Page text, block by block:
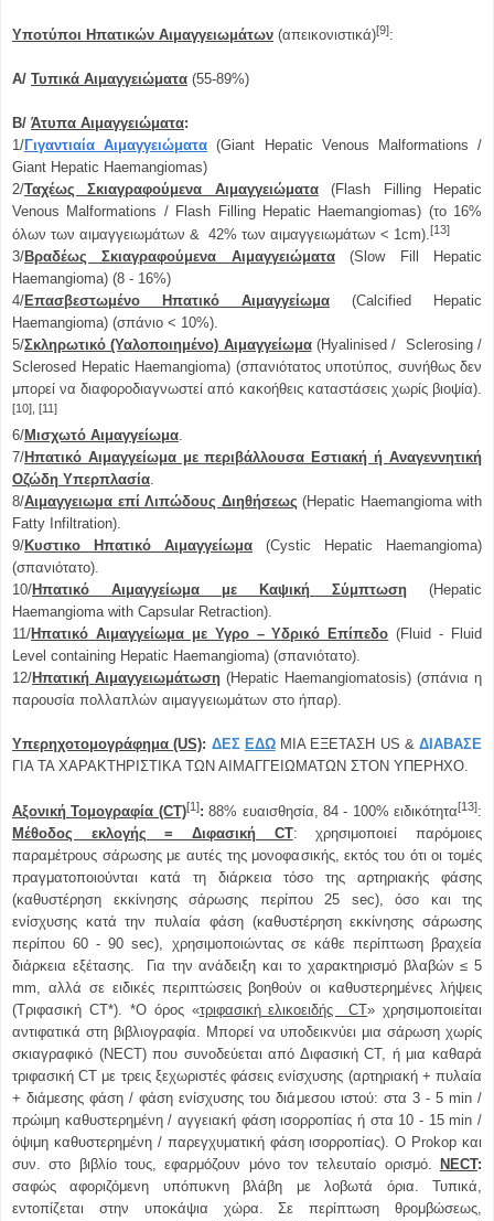
Υποτύποι Ηπατικών Αιμαγγειωμάτων (απεικονιστικά)[9]:
Α/ Τυπικά Αιμαγγειώματα (55-89%)
Β/ Άτυπα Αιμαγγειώματα:
1/Γιγαντιαία Αιμαγγειώματα (Giant Hepatic Venous Malformations /
Giant Hepatic Haemangiomas)
2/Ταχέως Σκιαγραφούμενα Αιμαγγειώματα(Flash Filling Hepatic
Venous Malformations / Flash Filling Hepatic Haemangiomas) (το 16%
όλων των αιμαγγειωμάτων & 42% των αιμαγγειωμάτων < 1cm).[13]
3/Βραδέως Σκιαγραφούμενα Αιμαγγειώματα(Slow Fill Hepatic
Haemangioma) (8 - 16%)
4/Επασβεστωμένο Ηπατικό Αιμαγγείωμα (Calcified Hepatic
Haemangioma) (σπάνιο < 10%).
5/Σκληρωτικό (Υαλοποιημένο) Αιμαγγείωμα(Hyalinised / Sclerosing /
Sclerosed Hepatic Haemangioma) (σπανιότατος υποτύπος, συνήθως δεν
μπορεί να διαφοροδιαγνωστεί από κακοήθεις καταστάσεις χωρίς βιοψία).
[10], [11]
6/Μισχωτό Αιμαγγείωμα
7/Ηπατικό Αιμαγγείωμα με περιβάλλουσα Εστιακή ή Αναγεννητική
Οζώδη Υπερπλασία
8/Αιμαγγειωμα επί Λιπώδους Διηθήσεως (Hepatic Haemangioma with
Fatty Infiltration).
9/Κυστικο Ηπατικό Αιμαγγείωμα (Cystic Hepatic Haemangioma)
(σπανιότατο).
10/Ηπατικό Αιμαγγείωμα με Καψική Σύμπτωση (Hepatic
Haemangioma with Capsular Retraction).
11/Ηπατικό Αιμαγγείωμα με Υγρο – Υδρικό Επίπεδο (Fluid - Fluid
Level containing Hepatic Haemangioma) (σπανιότατο).
12/Ηπατική Αιμαγγειωμάτωση (Hepatic Haemangiomatosis) (σπάνια η
παρουσία πολλαπλών αιμαγγειωμάτων στο ήπαρ).
Υπερηχοτομογράφημα (US): ΔΕΣ ΕΔΩΜΙΑ ΕΞΕΤΑΣΗ US & ΔΙΑΒΑΣΕ
ΓΙΑ ΤΑ ΧΑΡΑΚΤΗΡΙΣΤΙΚΑ ΤΩΝ ΑΙΜΑΓΓΕΙΩΜΑΤΩΝ ΣΤON ΥΠΕΡΗΧΟ
Αξονική Τομογραφία (CT)[1]: 88% ευαισθησία, 84 - 100% ειδικότητα[13]:
Mέθοδος εκλογής = Διφασική CT: χρησιμοποιεί παρόμοιες
παραμέτρους σάρωσης με αυτές της μονοφασικής, εκτός του ότι οι τομές
πραγματοποιούνται κατά τη διάρκεια τόσο της αρτηριακής φάσης
(καθυστέρηση εκκίνησης σάρωσης περίπου 25 sec), όσο και της
ενίσχυσης κατά την πυλαία φάση (καθυστέρηση εκκίνησης σάρωσης
περίπου 60 - 90 sec), χρησιμοποιώντας σε κάθε περίπτωση βραχεία
διάρκεια εξέτασης. Για την ανάδειξη και το χαρακτηρισμό βλαβών ≤ 5
mm, αλλά σε ειδικές περιπτώσεις βοηθούν οι καθυστερημένες λήψεις
(Τριφασική CT*). *Ο όρος «τριφασική ελικοειδής CT» χρησιμοποιείται
αντιφατικά στη βιβλιογραφία. Μπορεί να υποδεικνύει μια σάρωση χωρίς
σκιαγραφικό (NECT) που συνοδεύεται από Διφασική CT, ή μια καθαρά
τριφασική CT με τρεις ξεχωριστές φάσεις ενίσχυσης (αρτηριακή + πυλαία
+ διάμεσης φάση / φάση ενίσχυσης του διάμεσου ιστού: στα 3 - 5 min /
πρώιμη καθυστερημένη / αγγειακή φάση ισορροπίας ή στα 10 - 15 min /
όψιμη καθυστερημένη / παρεγχυματική φάση ισορροπίας). O Prokop και
συν. στο βιβλίο τους, εφαρμόζουν μόνο τον τελευταίο ορισμό.
NECT:
σαφώς αφοριζόμενη υπόπυκνη βλάβη με λοβωτά όρια. Τυπικά,
εντοπίζεται στην υποκάψια χώρα. Σε περίπτωση θρομβώσεως,